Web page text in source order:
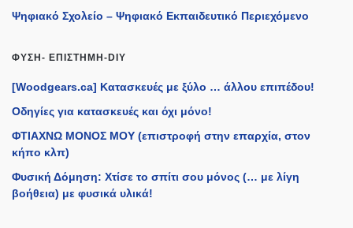
Ψηφιακό Σχολείο – Ψηφιακό Εκπαιδευτικό Περιεχόμενο
ΦΎΣΗ- ΕΠΙΣΤΉΜΗ-DIY
[Woodgears.ca] Κατασκευές με ξύλο … άλλου επιπέδου!
Οδηγίες για κατασκευές και όχι μόνο!
ΦΤΙΑΧΝΩ ΜΟΝΟΣ ΜΟΥ (επιστροφή στην επαρχία, στον
κήπο κλπ)
Φυσική Δόμηση: Χτίσε το σπίτι σου μόνος (… με λίγη
βοήθεια) με φυσικά υλικά!